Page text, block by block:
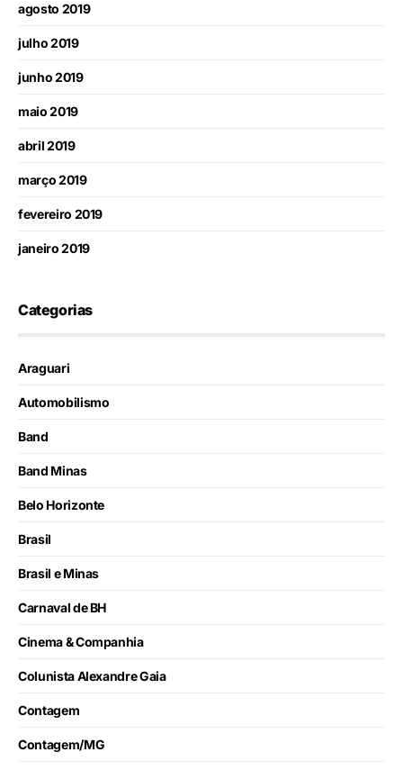
agosto 2019
julho 2019
junho 2019
maio 2019
abril 2019
março 2019
fevereiro 2019
janeiro 2019
Categorias
Araguari
Automobilismo
Band
Band Minas
Belo Horizonte
Brasil
Brasil e Minas
Carnaval de BH
Cinema & Companhia
Colunista Alexandre Gaia
Contagem
Contagem/MG